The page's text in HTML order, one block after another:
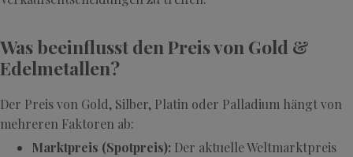
Was beeinflusst den Preis von Gold &
Edelmetallen?
Der Preis von Gold, Silber, Platin oder Palladium hängt von
mehreren Faktoren ab:
Marktpreis (Spotpreis): Der aktuelle Weltmarktpreis